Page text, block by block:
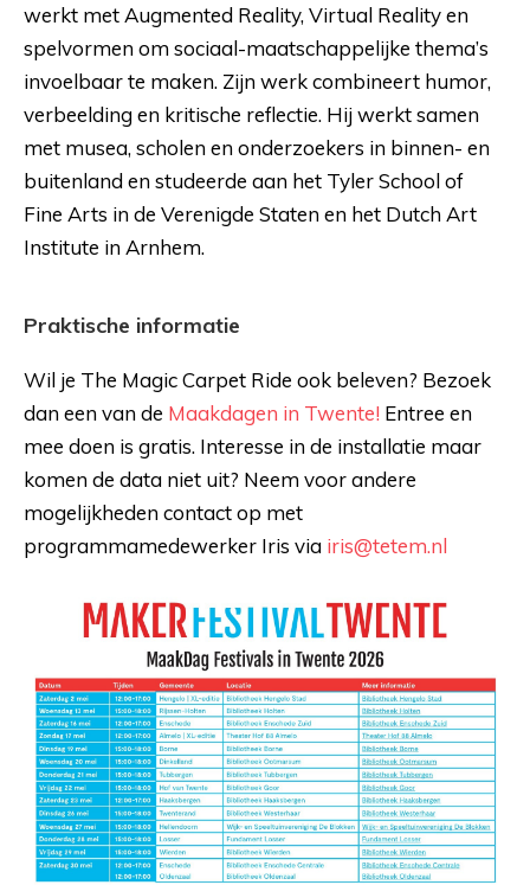
werkt met Augmented Reality, Virtual Reality en
spelvormen om sociaal-maatschappelijke thema’s
invoelbaar te maken. Zijn werk combineert humor,
verbeelding en kritische reflectie. Hij werkt samen
met musea, scholen en onderzoekers in binnen- en
buitenland en studeerde aan het Tyler School of
Fine Arts in de Verenigde Staten en het Dutch Art
Institute in Arnhem.
Praktische informatie
Wil je The Magic Carpet Ride ook beleven? Bezoek
dan een van de Maakdagen in Twente! Entree en
mee doen is gratis. Interesse in de installatie maar
komen de data niet uit? Neem voor andere
mogelijkheden contact op met
programmamedewerker Iris via iris@tetem.nl